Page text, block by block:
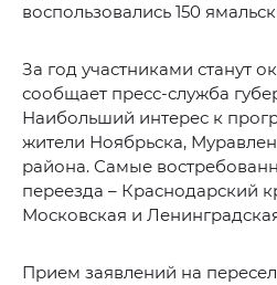
воспользовались 150
За год участниками станут
сообщает пресс-служба
Наибольший интерес к
жители Ноябрьска,
района. Самые
переезда – Краснодарский
Московская и
Прием заявлений на